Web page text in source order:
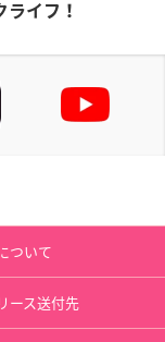
ライフ！
ついて
ース送付先